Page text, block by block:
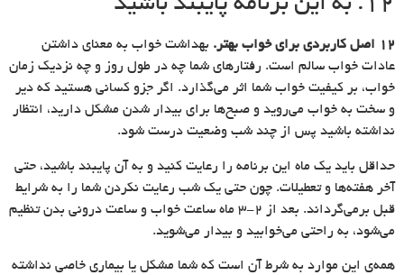
۱۲ اصل کاربردی برای خواب بهتر.
بهداشت خواب به معنای داشتن
عادات خواب سالم است. رفتارهای شما چه در طول روز و چه نزدیک زمان
خواب، بر کیفیت خواب شما اثر می‌گذارد. اگر جزو کسانی هستید که دیر
و سخت به خواب می‌روید و صبح‌ها برای بیدار شدن مشکل دارید، انتظار
نداشته باشید پس از چند شب وضعیت درست شود.
حداقل باید یک ماه این برنامه را رعایت کنید و به آن پایبند باشید، حتی
آخر هفته‌ها و تعطیلات. چون حتی یک شب رعایت نکردن شما را به شرایط
قبل برمی‌گرداند. بعد از ۲-۳ ماه ساعت خواب و ساعت درونی بدن تنظیم
می‌شود، به راحتی می‌خوابید و بیدار می‌شوید.
همه‌ی این موارد به شرط آن است که شما مشکل یا بیماری خاصی نداشته